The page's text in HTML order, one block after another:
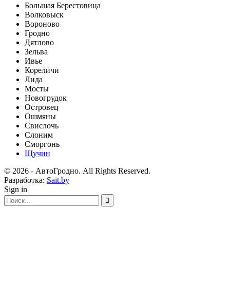
Большая Берестовица
Волковыск
Вороново
Гродно
Дятлово
Зельва
Ивье
Кореличи
Лида
Мосты
Новогрудок
Островец
Ошмяны
Свислочь
Слоним
Сморгонь
Щучин
© 2026 - АвтоГродно. All Rights Reserved.
Разработка: Sait.by
Sign in